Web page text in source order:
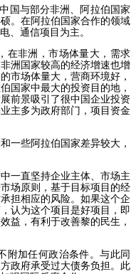
国与部分非洲、阿拉伯国家
。在阿拉伯国家合作的领域
、通信项目为主。
非洲，市场体量大，需求
洲国家较高的经济增速也增
市场体量大，营商环境好，
国家中最大的投资目的地，
前景吸引了很中国企业投资
主多为政府部门，项目资金
些阿拉伯国家差异较大，
一直坚持企业主体、市场主
场原则，基于目标项目的经
担相应的风险。如果这个企
认为这个项目是好项目，即
益，有利于改善黎的民生，
加任何政治条件。与此同
政府承受过大债务负担。此